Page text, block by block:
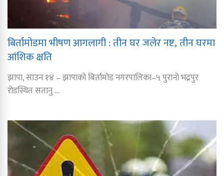
बिर्तामोडमा भीषण आगलागी : तीन घर जलेर नष्ट, तीन घरमा
आंशिक क्षति
झापा, साउन १४ – झापाको बिर्तामोड नगरपालिका–५ पुरानो भद्रपुर
रोडस्थित सतानु ...